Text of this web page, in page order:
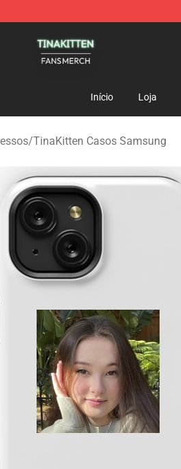
Início Loja
/TinaKitten Casos Samsung